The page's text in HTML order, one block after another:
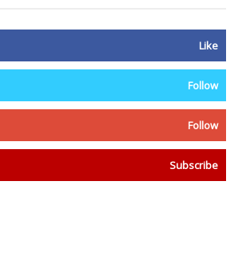
Like
Follow
Follow
Subscribe